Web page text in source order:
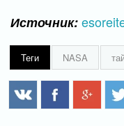
Источник:
Теги NASA